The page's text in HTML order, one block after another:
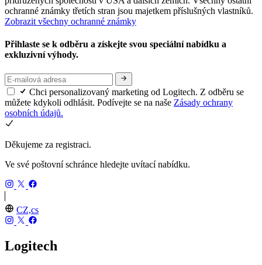
ochranné známky třetích stran jsou majetkem příslušných vlastníků.
Zobrazit všechny ochranné známky
Přihlaste se k odběru a získejte svou speciální nabídku a
exkluzivní výhody.
Chci personalizovaný marketing od Logitech. Z odběru se
můžete kdykoli odhlásit. Podívejte se na naše Zásady ochrany
osobních údajů.
Děkujeme za registraci.
Ve své poštovní schránce hledejte uvítací nabídku.
CZ,cs
Logitech